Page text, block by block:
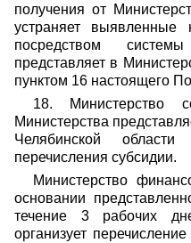
получения от
устраняет выявленные
посредством
представляет в
пунктом 16 настоящего
18. Министерство
Министерства
Челябинской
перечисления субсидии.
Министерство
основании
течение 3 рабочих
организует